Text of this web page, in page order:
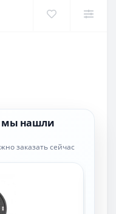
мы нашли
заказать сейчас